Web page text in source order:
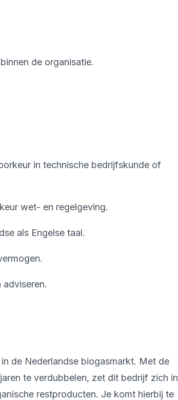
de organisatie.
in technische bedrijfskunde of
wet- en regelgeving.
als Engelse taal.
de Nederlandse biogasmarkt. Met de
te verdubbelen, zet dit bedrijf zich in
restproducten. Je komt hierbij te